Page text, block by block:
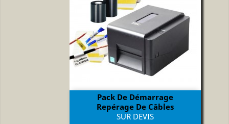
Pack De Démarrage
Repérage De Câbles
Prix
SUR DEVIS